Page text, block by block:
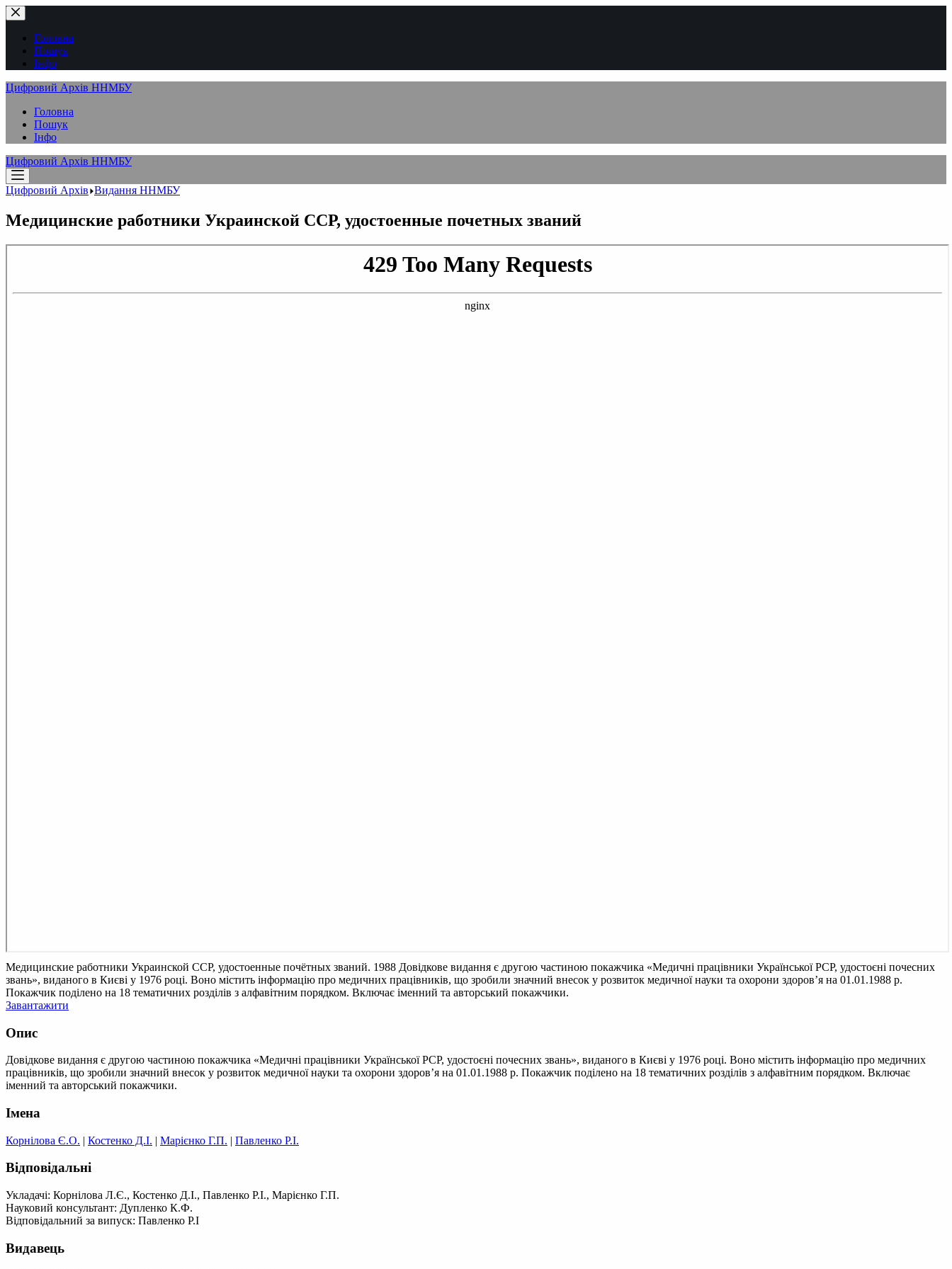
Перейти
до
вмістуГоловна
Пошук
Інфо
Цифровий Архів ННМБУ
Головна
Пошук
Інфо
Цифровий Архів ННМБУ
Цифровий Архів Видання ННМБУ
Медицинские работники Украинской ССР, удостоенные почетных званий
Медицинские работники Украинской ССР, удостоенные почётных званий. 1988 Довідкове видання є другою частиною покажчика «Медичні працівники Української РСР, удостоєні почесних
звань», виданого в Києві у 1976 році. Воно містить інформацію про медичних працівників, що зробили значний внесок у розвиток медичної науки та охорони здоров’я на 01.01.1988 р.
Покажчик поділено на 18 тематичних розділів з алфавітним порядком. Включає іменний та авторський покажчики.
Завантажити
Опис
Довідкове видання є другою частиною покажчика «Медичні працівники Української РСР, удостоєні почесних звань», виданого в Києві у 1976 році. Воно містить інформацію про медичних
працівників, що зробили значний внесок у розвиток медичної науки та охорони здоров’я на 01.01.1988 р. Покажчик поділено на 18 тематичних розділів з алфавітним порядком. Включає
іменний та авторський покажчики.
Імена
Корнілова Є.О. | Костенко Д.І. | Марієнко Г.П. | Павленко Р.І.
Відповідальні
Укладачі: Корнілова Л.Є., Костенко Д.І., Павленко Р.І., Марієнко Г.П.
Науковий консультант: Дупленко К.Ф.
Відповідальний за випуск: Павленко Р.І
Видавець